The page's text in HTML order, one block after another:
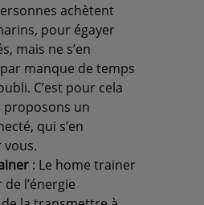
achètent
pour égayer
mais ne s’en
manque de temps
C’est pour cela
proposons un
qui s’en
: Le home trainer
l’énergie